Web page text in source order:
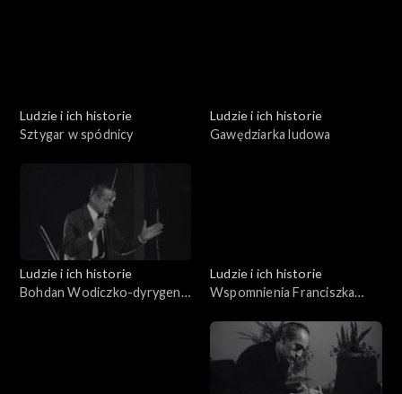
Ludzie i ich historie
Sztygar w spódnicy
Ludzie i ich historie
Gawędziarka ludowa
Ludzie i ich historie
Bohdan Wodiczko-dyrygent
Ludzie i ich historie
Wspomnienia Franciszka